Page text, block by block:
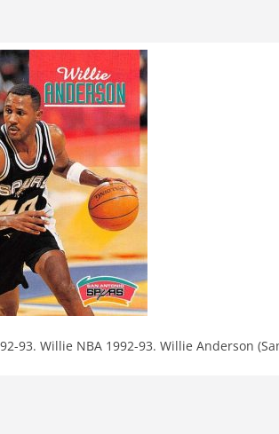
93. Willie NBA 1992-93. Willie Anderson